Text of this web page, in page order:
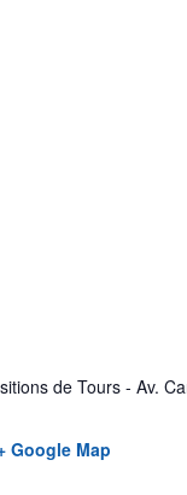
de Tours - Av.
Google Map